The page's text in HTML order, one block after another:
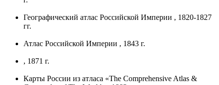
Географический атлас Российской Империи , 1820-1827
гг.
Атлас Российской Империи , 1843 г.
, 1871 г.
Карты России из атласа «The Comprehensive Atlas &